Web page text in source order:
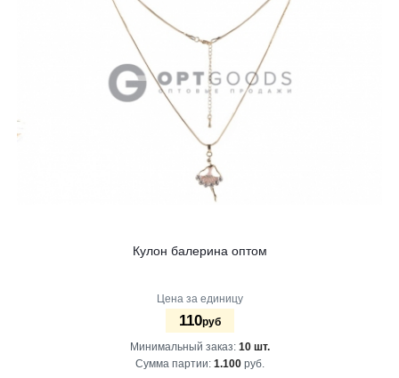
Кулон балерина оптом
Цена за единицу
110руб
Минимальный заказ: 10 шт.
Сумма партии: 1.100руб.